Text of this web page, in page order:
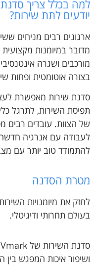
למה בכלל צריך
יודעים לתת שירות?
ארגונים רבים מניחים
מדובר במיומנות
מורכבים ושגרה
בצורה אוטומטית ופחות
סדנת שירות מאפשרת
תפיסת השירות, לתרגל
של הצוות. עובדים רבים
לעבודה עם אנרגיה
להתמודד טוב יותר עם
מטרת הסדנה
לחזק את מיומנויות
בעולם תחרותי ודיגיטלי.
ושיפור איכות המפגש בין